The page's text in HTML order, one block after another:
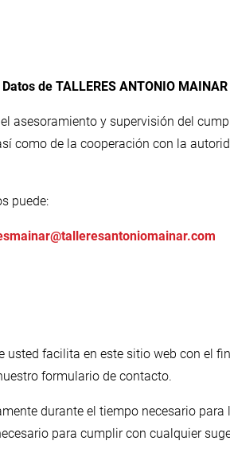
de TALLERES ANTONIO
asesoramiento y supervisión del
como de la cooperación con la
puede:
usted facilita en este sitio web con el
formulario de contacto.
durante el tiempo necesario
para cumplir con cualquier